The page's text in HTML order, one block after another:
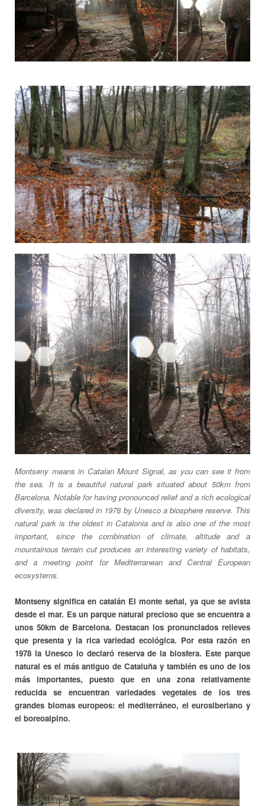
Montseny means in Catalan Mount Signal, as you can see it from
the sea. It is a beautiful natural park situated about 50km from
Barcelona. Notable for having pronounced relief and a rich ecological
diversity, was declared in 1978 by Unesco a biosphere reserve. This
natural park is the oldest in Catalonia and is also one of the most
important, since the combination of climate, altitude and a
mountainous terrain cut produces an interesting variety of habitats,
and a meeting point for Mediterranean and Central European
ecosystems.
Montseny significa en catalán El monte señal, ya que se avista
desde el mar. Es un parque natural precioso que se encuentra a
unos 50km de Barcelona. Destacan los pronunciados relieves
que presenta y la rica variedad ecológica. Por esta razón en
1978 la Unesco lo declaró reserva de la biosfera. Este parque
natural es el más antiguo de Cataluña y también es uno de los
más importantes, puesto que en una zona relativamente
reducida se encuentran variedades vegetales de los tres
grandes biomas europeos: el mediterráneo, el eurosiberiano y
el boreoalpino.